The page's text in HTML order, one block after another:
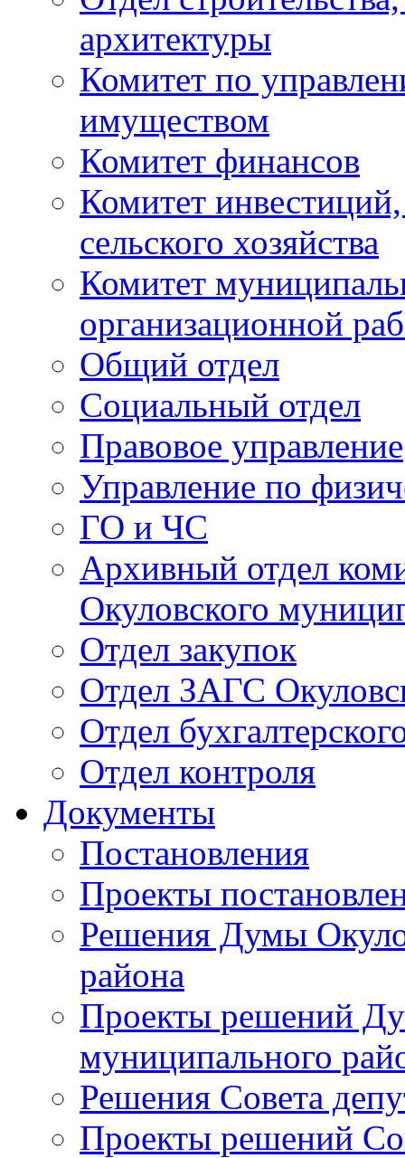
архитектуры
Комитет по
имуществом
Комитет финансов
Комитет
сельского хозяйства
Комитет
организационной
Общий отдел
Социальный отдел
Правовое управление
Управление по
ГО и ЧС
Архивный отдел
Окуловского
Отдел закупок
Отдел ЗАГС
Отдел
Отдел контроля
Документы
Постановления
Проекты
Решения Думы
района
Проекты решений
муниципального
Решения Совета
Проекты решений